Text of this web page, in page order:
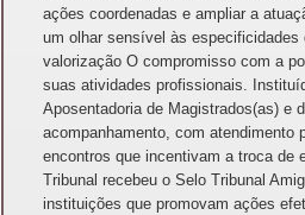
ações coordenadas e ampliar a
um olhar sensível às especificidades
valorização O compromisso com a
suas atividades profissionais.
Aposentadoria de Magistrados(as) e
acompanhamento, com atendimento
encontros que incentivam a troca de
Tribunal recebeu o Selo Tribunal
instituições que promovam ações